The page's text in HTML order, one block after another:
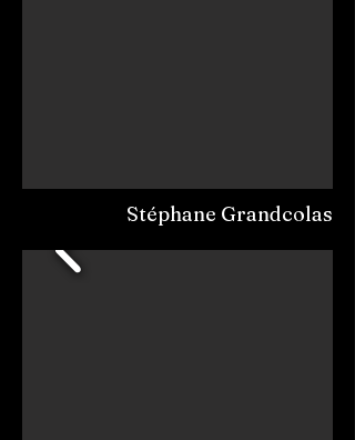
Stéphane Grandcolas